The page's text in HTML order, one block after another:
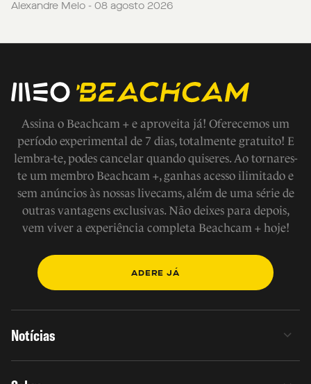
Alexandre Melo - 08 agosto 2026
Assina o Beachcam + e aproveita já! Oferecemos um
período experimental de 7 dias, totalmente gratuito! E
lembra-te, podes cancelar quando quiseres. Ao tornares-
te um membro Beachcam +, ganhas acesso ilimitado e
sem anúncios às nossas livecams, além de uma série de
outras vantagens exclusivas. Não deixes para depois,
vem viver a experiência completa Beachcam + hoje!
ADERE JÁ
Notícias